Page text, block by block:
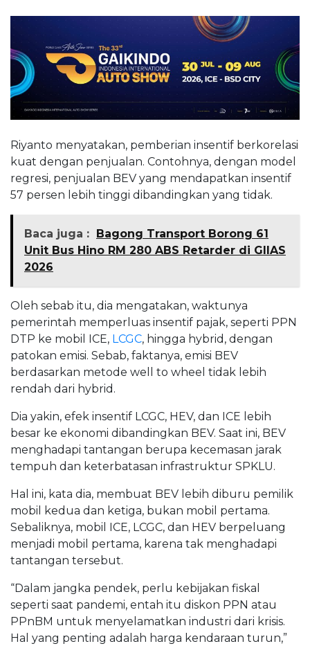
Riyanto menyatakan, pemberian insentif berkorelasi
kuat dengan penjualan. Contohnya, dengan model
regresi, penjualan BEV yang mendapatkan insentif
57 persen lebih tinggi dibandingkan yang tidak.
Baca juga :
Bagong Transport Borong 61
Unit Bus Hino RM 280 ABS Retarder di GIIAS
2026
Oleh sebab itu, dia mengatakan, waktunya
pemerintah memperluas insentif pajak, seperti PPN
DTP ke mobil ICE, LCGC, hingga hybrid, dengan
patokan emisi. Sebab, faktanya, emisi BEV
berdasarkan metode well to wheel tidak lebih
rendah dari hybrid.
Dia yakin, efek insentif LCGC, HEV, dan ICE lebih
besar ke ekonomi dibandingkan BEV. Saat ini, BEV
menghadapi tantangan berupa kecemasan jarak
tempuh dan keterbatasan infrastruktur SPKLU.
Hal ini, kata dia, membuat BEV lebih diburu pemilik
mobil kedua dan ketiga, bukan mobil pertama.
Sebaliknya, mobil ICE, LCGC, dan HEV berpeluang
menjadi mobil pertama, karena tak menghadapi
tantangan tersebut.
“Dalam jangka pendek, perlu kebijakan fiskal
seperti saat pandemi, entah itu diskon PPN atau
PPnBM untuk menyelamatkan industri dari krisis.
Hal yang penting adalah harga kendaraan turun,”